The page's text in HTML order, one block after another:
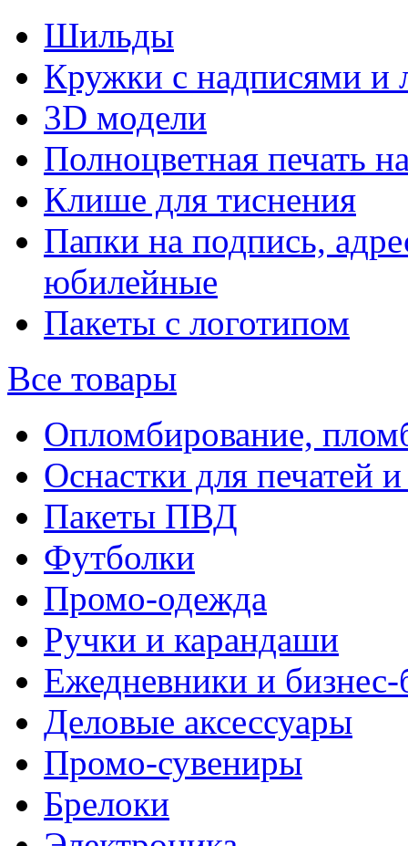
Шильды
Кружки с надписями и
3D модели
Полноцветная печать
Клише для тиснения
Папки на подпись,
юбилейные
Пакеты с логотипом
Все товары
Опломбирование,
Оснастки для печатей
Пакеты ПВД
Футболки
Промо-одежда
Ручки и карандаши
Ежедневники и
Деловые аксессуары
Промо-сувениры
Брелоки